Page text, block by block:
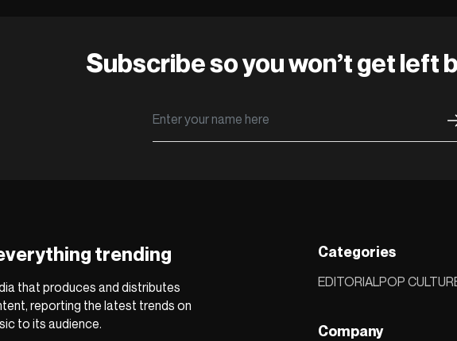
Subscribe so you won’t get left
trending
that produces and distributes
reporting the latest trends on
to its audience.
Categories
EDITORIALPOP
Company